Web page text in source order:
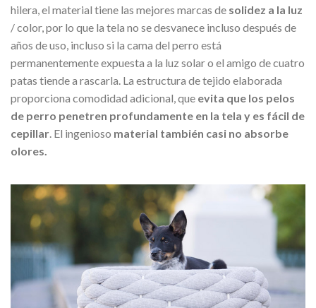
hilera, el material tiene las mejores marcas de solidez a la luz
/ color, por lo que la tela no se desvanece incluso después de
años de uso, incluso si la cama del perro está
permanentemente expuesta a la luz solar o el amigo de cuatro
patas tiende a rascarla. La estructura de tejido elaborada
proporciona comodidad adicional, que evita que los pelos
de perro penetren profundamente en la tela y es fácil de
cepillar. El ingenioso material también casi no absorbe
olores.